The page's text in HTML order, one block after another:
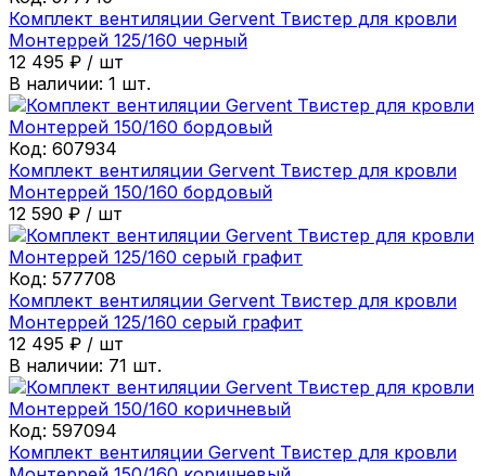
Комплект вентиляции Gervent Твистер для кровли
Монтеррей 125/160 черный
12 495 ₽ / шт
В наличии: 1 шт.
Код: 607934
Комплект вентиляции Gervent Твистер для кровли
Монтеррей 150/160 бордовый
12 590 ₽ / шт
Код: 577708
Комплект вентиляции Gervent Твистер для кровли
Монтеррей 125/160 серый графит
12 495 ₽ / шт
В наличии: 71 шт.
Код: 597094
Комплект вентиляции Gervent Твистер для кровли